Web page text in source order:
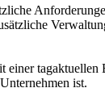
einer tagaktuellen
ist.